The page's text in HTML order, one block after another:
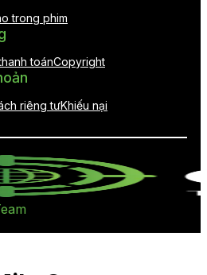
trong phim
toánCopyright
riêng tưKhiếu nại